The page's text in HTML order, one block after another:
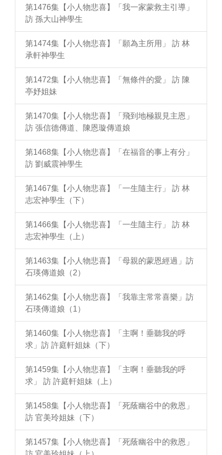
第1476集【小人物悲喜】「我一家蒙救主引導」
訪 孫大山神學生
第1474集【小人物悲喜】「願為主所用」 訪 林
承軒神學生
第1472集【小人物悲喜】「無條件的愛」 訪 陳
亭妤姐妹
第1470集【小人物悲喜】「飛到地極親見主恩」
訪 張信德傳道、陳恩璇傳道娘
第1468集【小人物悲喜】「在福音的事上有分」
訪 劉威震神學生
第1467集【小人物悲喜】「一生隨主行」 訪 林
志宏神學生（下）
第1466集【小人物悲喜】「一生隨主行」 訪 林
志宏神學生（上）
第1463集【小人物悲喜】「母親的蒙恩經過」訪
石瑛傳道娘（2）
第1462集【小人物悲喜】「我靠主常常喜樂」訪
石瑛傳道娘（1）
第1460集【小人物悲喜】「主啊！垂聽我的呼
求」訪 許庭軒姐妹（下）
第1459集【小人物悲喜】「主啊！垂聽我的呼
求」 訪 許庭軒姐妹（上）
第1458集【小人物悲喜】「死蔭幽谷中的救恩」
訪 官美玲姐妹（下）
第1457集【小人物悲喜】「死蔭幽谷中的救恩」